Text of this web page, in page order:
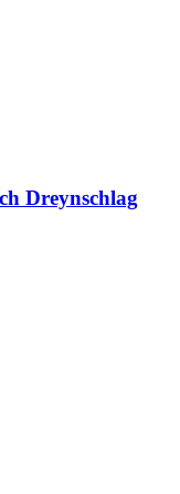
Dreynschlag